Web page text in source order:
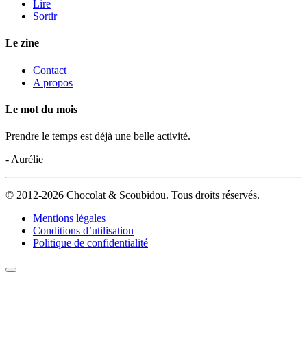
Lire
Sortir
Le zine
Contact
A propos
Le mot du mois
Prendre le temps est déjà une belle activité.
- Aurélie
© 2012-2026 Chocolat & Scoubidou. Tous droits réservés.
Mentions légales
Conditions d’utilisation
Politique de confidentialité